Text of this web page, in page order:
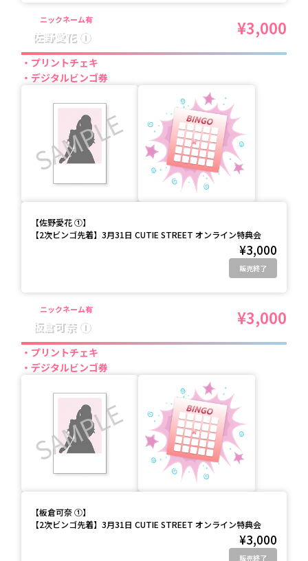
ニックネーム有
佐野愛花 ① ¥3,000
プリントチェキ
デジタルビンゴ券
【佐野愛花 ①】
【2次ビンゴ先着】3月31日 CUTIE STREET オンライン特典会
¥3,000
販売終了
ニックネーム有
板倉可奈 ① ¥3,000
プリントチェキ
デジタルビンゴ券
【板倉可奈 ①】
【2次ビンゴ先着】3月31日 CUTIE STREET オンライン特典会
¥3,000
販売終了